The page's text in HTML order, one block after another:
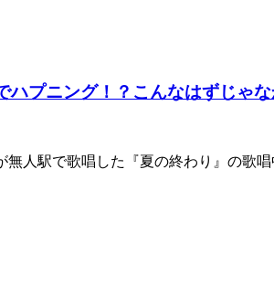
プニング！？こんなはずじゃ
人駅で歌唱した『夏の終わり』の歌